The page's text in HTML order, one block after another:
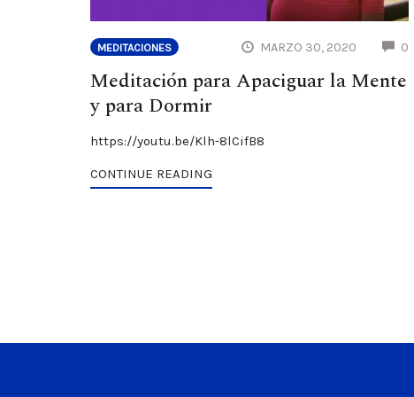
MEDITACIONES MARZO 30, 2020 0
Meditación para Apaciguar la Mente
y para Dormir
https://youtu.be/Klh-8lCifB8
CONTINUE READING